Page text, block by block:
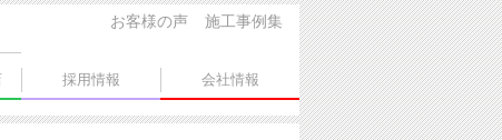
施工事例集
お客様の声
採用情報 会社情報